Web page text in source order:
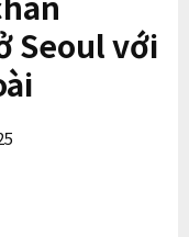
Seoul với